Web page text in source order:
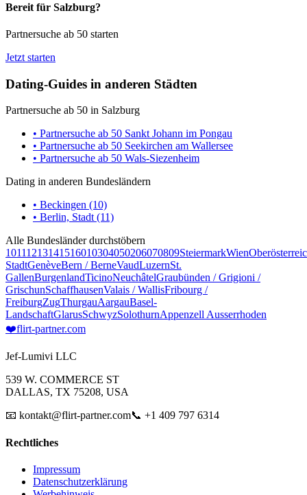
Bereit für Salzburg?
Partnersuche ab 50 starten
Jetzt starten
Dating-Guides in anderen Städten
Partnersuche ab 50 in Salzburg
• Partnersuche ab 50 Sankt Johann im Pongau
• Partnersuche ab 50 Seekirchen am Wallersee
• Partnersuche ab 50 Wals-Siezenheim
Dating in anderen Bundesländern
• Beckingen (10)
• Berlin, Stadt (11)
Alle Bundesländer durchstöbern
10111213141516010304050206070809SteiermarkWien
StadtGenèveBern / BerneVaudLuzernSt.
GallenBurgenlandTicinoNeuchâtelGraubünden / Grigioni /
GrischunSchaffhausenValais / WallisFribourg /
FreiburgZugThurgauAargauBasel-
LandschaftGlarusSchwyzSolothurnAppenzell Ausserrhoden
❤️flirt-partner.com
Jef-Lumivi LLC
539 W. COMMERCE ST
DALLAS, TX 75208, USA
📧 kontakt@flirt-partner.com📞 +1 409 797 6314
Rechtliches
Impressum
Datenschutzerklärung